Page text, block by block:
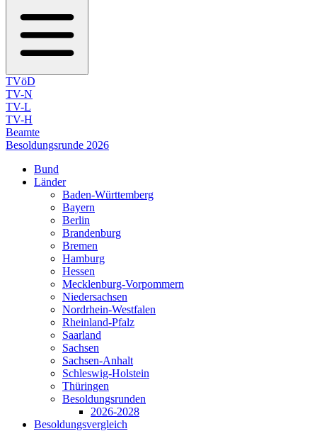
TVöD
TV-N
TV-L
TV-H
Beamte
Besoldungsrunde 2026
Bund
Länder
Baden-Württemberg
Bayern
Berlin
Brandenburg
Bremen
Hamburg
Hessen
Mecklenburg-Vorpommern
Niedersachsen
Nordrhein-Westfalen
Rheinland-Pfalz
Saarland
Sachsen
Sachsen-Anhalt
Schleswig-Holstein
Thüringen
Besoldungsrunden
2026-2028
Besoldungsvergleich